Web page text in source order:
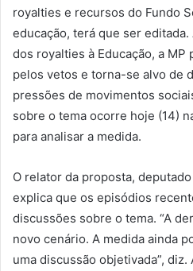
royalties e recursos do Fundo
educação, terá que ser editada.
dos royalties à Educação, a
pelos vetos e torna-se alvo de
pressões de movimentos
sobre o tema ocorre hoje (14)
para analisar a medida.
O relator da proposta,
explica que os episódios
discussões sobre o tema. “A
novo cenário. A medida ainda
uma discussão objetivada”, diz.